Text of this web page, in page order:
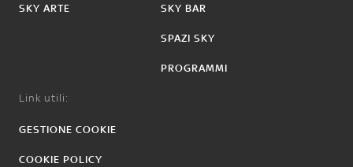
SKY ARTE SKY BAR
SPAZI SKY
PROGRAMMI
Link utili:
GESTIONE COOKIE
COOKIE POLICY